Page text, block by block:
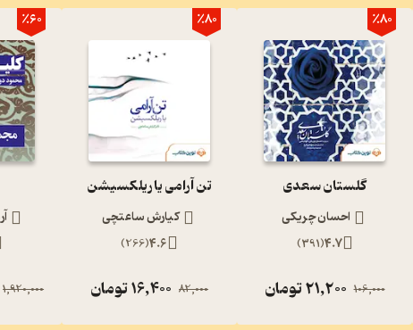
٪80
گلستان سعدی
احسان چریکی
4.7
(
391
)
106,000
21,200تومان
٪80
تن آرامی یا ریلکسیشن
کیارش ساعتچی
4.6
(
266
)
82,000
16,400تومان
٪60
1,920,000